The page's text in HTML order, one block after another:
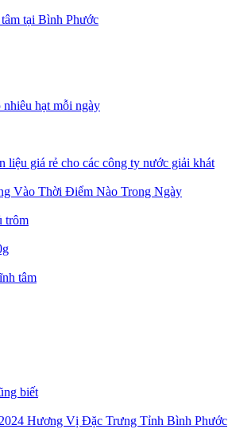
tại Bình Phước
nhiêu hạt mỗi ngày
liệu giá rẻ cho các công ty nước giải khát
Vào Thời Điểm Nào Trong Ngày
trôm
tâm
biết
Hương Vị Đặc Trưng Tỉnh Bình Phước